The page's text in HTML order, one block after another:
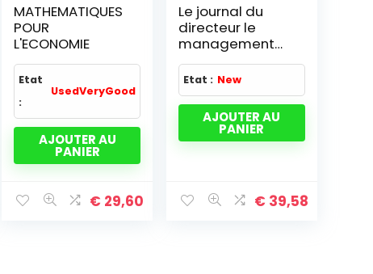
MATHEMATIQUES
POUR
L'ECONOMIE
Etat
:
UsedVeryGood
AJOUTER AU
PANIER
€ 29,60
Le journal du
directeur le
management
au quotidien
Etat : New
AJOUTER AU
PANIER
€ 39,58